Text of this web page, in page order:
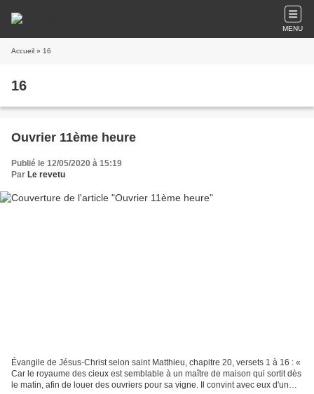
MENU
Accueil » 16
16
Ouvrier 11ème heure
Publié le 12/05/2020 à 15:19
Par Le revetu
Évangile de Jésus-Christ selon saint Matthieu, chapitre 20, versets 1 à 16 : «
Car le royaume des cieux est semblable à un maître de maison qui sortit dès
le matin, afin de louer des ouvriers pour sa vigne. Il convint avec eux d'un